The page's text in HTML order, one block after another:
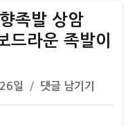
족발 상암
드라운 족발이
일
[상
암
댓글 남기기